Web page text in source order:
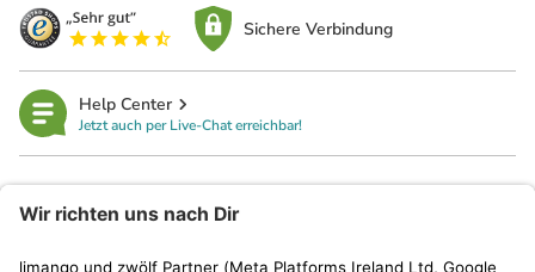
Sichere Verbindung
Help Center
Jetzt auch per Live-Chat erreichbar!